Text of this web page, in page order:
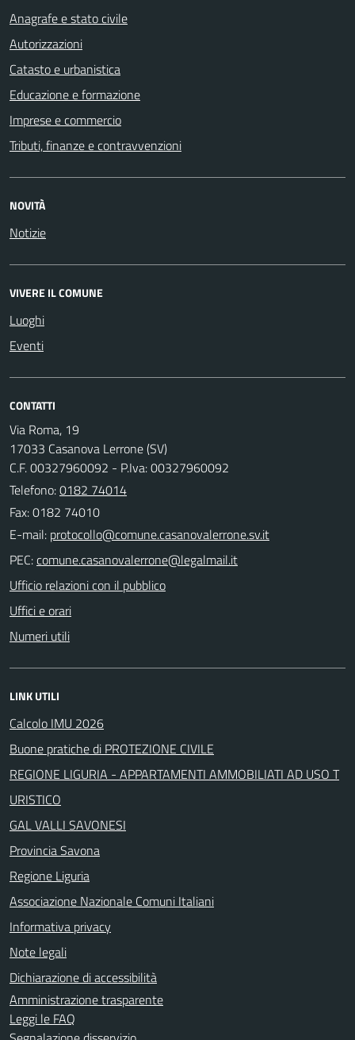
Anagrafe e stato civile
Autorizzazioni
Catasto e urbanistica
Educazione e formazione
Imprese e commercio
Tributi, finanze e contravvenzioni
NOVITÀ
Notizie
VIVERE IL COMUNE
Luoghi
Eventi
CONTATTI
Via Roma, 19
17033 Casanova Lerrone (SV)
C.F. 00327960092 - P.Iva: 00327960092
Telefono:0182 74014
Fax: 0182 74010
E-mail:
PEC:
Ufficio relazioni con il pubblico
Uffici e orari
Numeri utili
LINK UTILI
Calcolo IMU 2026
Buone pratiche di PROTEZIONE CIVILE
REGIONE LIGURIA - APPARTAMENTI AMMOBILIATI AD USO T
URISTICO
GAL VALLI SAVONESI
Provincia Savona
Regione Liguria
Associazione Nazionale Comuni Italiani
Informativa privacy
Note legali
Dichiarazione di accessibilità
Amministrazione trasparente
Leggi le FAQ